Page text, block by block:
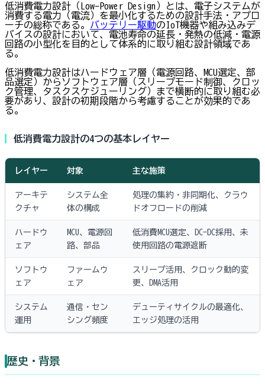
低消費電力設計（Low-Power Design）とは、電子システムが
消費する電力（電流）を最小化するための設計手法・アプロ
ーチの総称である。
バッテリー駆動のIoT機器や組み込みデ
バイスの設計において、電池寿命の延長・発熱の低減・電源
回路の小型化を目的として体系的に取り組む設計領域であ
る。
低消費電力設計はハードウェア層（電源回路、MCU選定、部
品選定）からソフトウェア層（スリープモード制御、クロッ
ク管理、タスクスケジューリング）まで横断的に取り組む必
要があり、設計の初期段階から考慮することが効果的であ
る。
低消費電力設計の4つの基本レイヤー
レイヤー 対象 主な施策
アーキテ
クチャ
システム全
体の構成
処理の集約・非同期化、クラウ
ドオフロードの削減
ハードウ
ェア
MCU、電源回
路、部品
低消費MCU選定、DC-DC採用、未
使用回路の電源遮断
ソフトウ
ェア
ファームウ
ェア
スリープ活用、クロック動的変
更、DMA活用
システム
運用
通信・セン
シング頻度
デューティサイクルの最適化、
エッジ処理の活用
歴史・背景